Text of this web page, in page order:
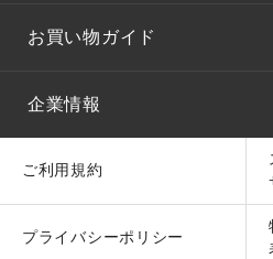
お買い物ガイド
企業情報
ご利用規約
プライバシーポリシー